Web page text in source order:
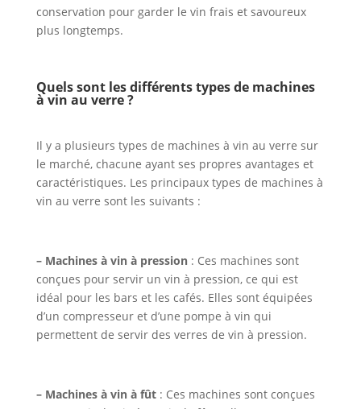
conservation pour garder le vin frais et savoureux
plus longtemps.
Quels sont les différents types de machines
à vin au verre ?
Il y a plusieurs types de machines à vin au verre sur
le marché, chacune ayant ses propres avantages et
caractéristiques. Les principaux types de machines à
vin au verre sont les suivants :
– Machines à vin à pression: Ces machines sont
conçues pour servir un vin à pression, ce qui est
idéal pour les bars et les cafés. Elles sont équipées
d’un compresseur et d’une pompe à vin qui
permettent de servir des verres de vin à pression.
– Machines à vin à fût: Ces machines sont conçues